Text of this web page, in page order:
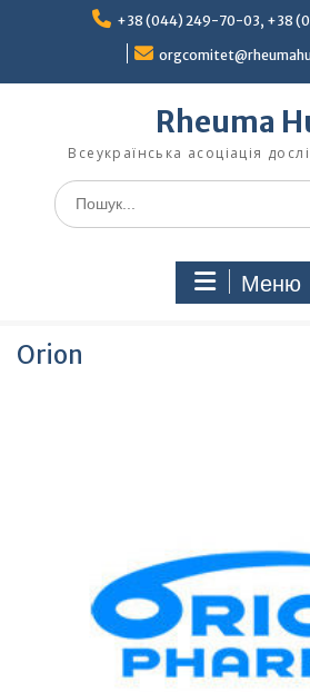
+38 (044) 249-70-03, +38
Rheuma
Всеукраїнська асоціація
Шукати:
Меню
Orion